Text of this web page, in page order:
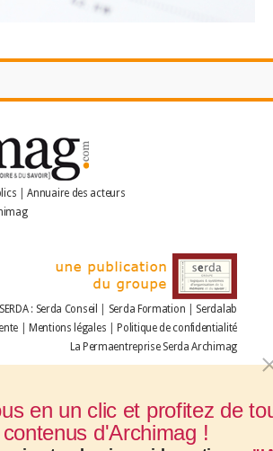
en un clic et profitez de
d'Archimag !
|Annuaire des acteurs
: Serda Conseil Serda Formation
Serdalab
| Mentions légales
Politique de confidentialité
La Permaentreprise Serda Archimag